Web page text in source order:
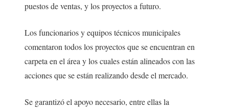
puestos de ventas, y los proyectos a futuro.
Los funcionarios y equipos técnicos municipales
comentaron todos los proyectos que se encuentran en
carpeta en el área y los cuales están alineados con las
acciones que se están realizando desde el mercado.
Se garantizó el apoyo necesario, entre ellas la